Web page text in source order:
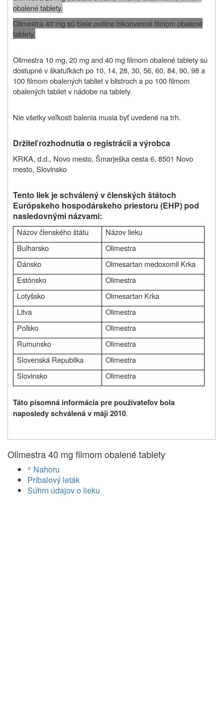
obalené tablety.
Olimestra 40 mg sú biele oválne bikonvexné filmom obalené
tablety.
Olimestra 10 mg, 20 mg and 40 mg filmom obalené tablety sú
dostupné v škatuľkách po 10, 14, 28, 30, 56, 60, 84, 90, 98 a
100 filmom obalených tabliet v blistroch a po 100 filmom
obalených tabliet v nádobe na tablety.
Nie všetky veľkosti balenia musia byť uvedené na trh.
Držiteľ rozhodnutia o registrácii a výrobca
KRKA, d.d., Novo mesto, Šmarješka cesta 6, 8501 Novo
mesto, Slovinsko
Tento liek je schválený v členských štátoch
Európskeho hospodárskeho priestoru (EHP) pod
nasledovnými názvami:
Názov členského štátu
Názov lieku
Bulharsko
Olimestra
Dánsko
Olmesartan medoxomil Krka
Estónsko
Olimestra
Lotyšsko
Olmesartan Krka
Litva
Olimestra
Poľsko
Olimestra
Rumunsko
Olimestra
Slovenská Republika
Olimestra
Slovinsko
Olimestra
Táto písomná informácia pre používateľov bola
naposledy schválená v máji 2010.
Olimestra 40 mg filmom obalené tablety
^ Nahoru
Príbalový leták
Súhrn údajov o lieku